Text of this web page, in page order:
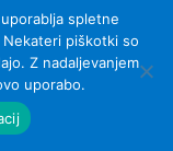
pridržane
IKS
spletne
piškotki so
Z nadaljevanjem
uporabo.